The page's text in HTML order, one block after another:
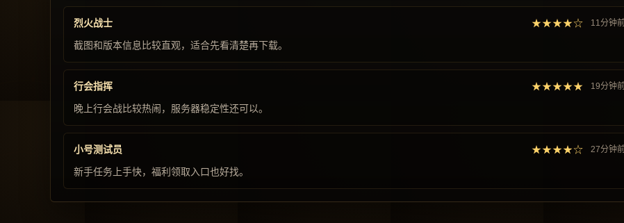
烈火战士 ★★★★☆ 11分钟
截图和版本信息比较直观，适合先看清楚再下载。
行会指挥 ★★★★★ 19分钟
晚上行会战比较热闹，服务器稳定性还可以。
小号测试员 ★★★★☆ 27分钟
新手任务上手快，福利领取入口也好找。